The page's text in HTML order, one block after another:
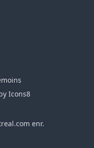
Icons8
enr.